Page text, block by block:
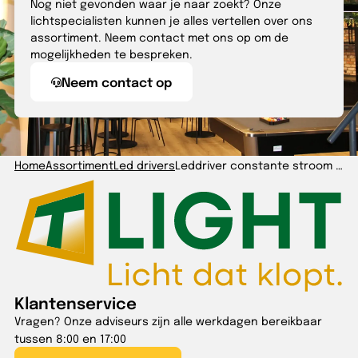
Nog niet gevonden waar je naar zoekt? Onze
lichtspecialisten kunnen je alles vertellen over ons
assortiment. Neem contact met ons op om de
mogelijkheden te bespreken.
Neem contact op
HomeAssortimentLed driversLeddriver constante stroom 700mA 13-25W, 18-36V
Klantenservice
Vragen? Onze adviseurs zijn alle werkdagen bereikbaar
tussen 8:00 en 17:00